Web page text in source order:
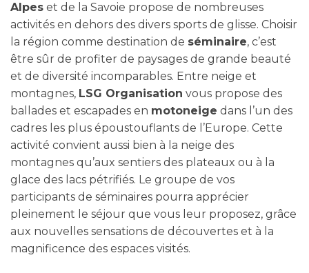
Alpes et de la Savoie propose de nombreuses
activités en dehors des divers sports de glisse. Choisir
la région comme destination de séminaire, c’est
être sûr de profiter de paysages de grande beauté
et de diversité incomparables. Entre neige et
montagnes, LSG Organisation vous propose des
ballades et escapades en motoneige dans l’un des
cadres les plus époustouflants de l’Europe. Cette
activité convient aussi bien à la neige des
montagnes qu’aux sentiers des plateaux ou à la
glace des lacs pétrifiés. Le groupe de vos
participants de séminaires pourra apprécier
pleinement le séjour que vous leur proposez, grâce
aux nouvelles sensations de découvertes et à la
magnificence des espaces visités.